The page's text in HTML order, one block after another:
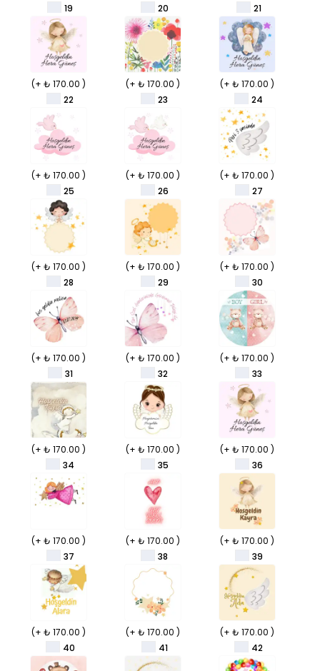
19
20
21
(+ ₺ 170.00 )
22
(+ ₺ 170.00 )
23
(+ ₺ 170.00 )
24
(+ ₺ 170.00 )
25
(+ ₺ 170.00 )
26
(+ ₺ 170.00 )
27
(+ ₺ 170.00 )
28
(+ ₺ 170.00 )
29
(+ ₺ 170.00 )
30
(+ ₺ 170.00 )
31
(+ ₺ 170.00 )
32
(+ ₺ 170.00 )
33
(+ ₺ 170.00 )
34
(+ ₺ 170.00 )
35
(+ ₺ 170.00 )
36
(+ ₺ 170.00 )
37
(+ ₺ 170.00 )
38
(+ ₺ 170.00 )
39
(+ ₺ 170.00 )
40
(+ ₺ 170.00 )
41
(+ ₺ 170.00 )
42